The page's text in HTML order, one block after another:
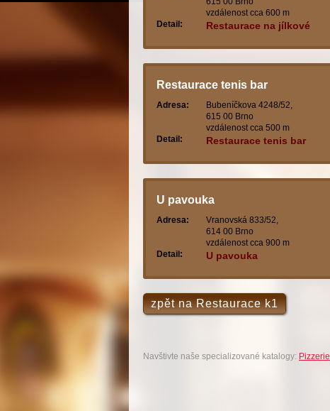
vzdálenost cca 600 m
Detail:
Restaurace na jílkové
Restaurace tenis bar
Adresa:
Bubeníčkova 4248/52,
615 00 Brno
vzdálenost cca 500 m
Detail:
Restaurace tenis bar
U pavouka
Adresa:
Vranovská 833/52,
614 00 Brno
vzdálenost cca 900 m
Detail:
U pavouka
zpět na Restaurace k1
Navštivte naše specializované katalogy: Pizzerie